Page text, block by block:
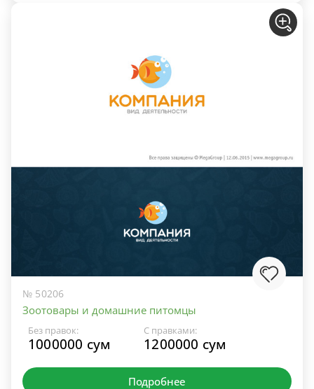
№ 50206
Зоотовары и домашние питомцы
Без правок:
1000000 сум
С правками:
1200000 сум
Подробнее